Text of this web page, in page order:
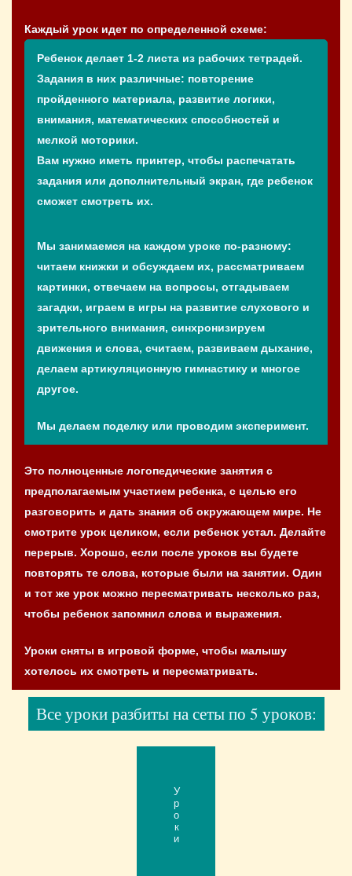
Каждый урок идет по определенной схеме:
Ребенок делает 1-2 листа из рабочих тетрадей.
Задания в них различные: повторение
пройденного материала, развитие логики,
внимания, математических способностей и
мелкой моторики.
Вам нужно иметь принтер, чтобы распечатать
задания или дополнительный экран, где ребенок
сможет смотреть их.
Мы занимаемся на каждом уроке по-разному:
читаем книжки и обсуждаем их, рассматриваем
картинки, отвечаем на вопросы, отгадываем
загадки, играем в игры на развитие слухового и
зрительного внимания, синхронизируем
движения и слова, считаем, развиваем дыхание,
делаем артикуляционную гимнастику и многое
другое.
Мы делаем поделку или проводим эксперимент.
Это полноценные логопедические занятия с
предполагаемым участием ребенка, с целью его
разговорить и дать знания об окружающем мире. Не
смотрите урок целиком, если ребенок устал. Делайте
перерыв. Хорошо, если после уроков вы будете
повторять те слова, которые были на занятии. Один
и тот же урок можно пересматривать несколько раз,
чтобы ребенок запомнил слова и выражения.
Уроки сняты в игровой форме, чтобы малышу
хотелось их смотреть и пересматривать.
Все уроки разбиты на сеты по 5 уроков:
Уроки